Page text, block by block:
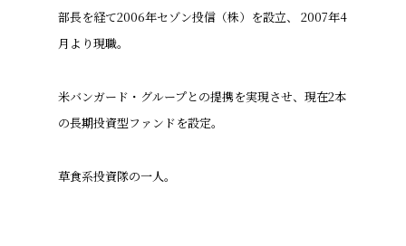
部長を経て2006年セゾン投信（株）を設立、 2007年4
月より現職。
米バンガード・グループとの提携を実現させ、現在2本
の長期投資型ファンドを設定。
草食系投資隊の一人。